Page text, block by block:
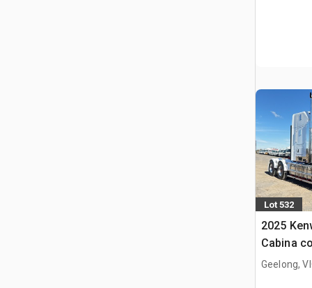
Lot 532
2025
Cabina
trattore
Geelong,